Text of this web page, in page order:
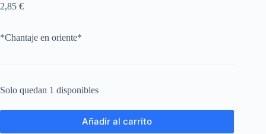
2,85 €
*Chantaje en oriente*
Solo quedan 1 disponibles
Añadir al carrito